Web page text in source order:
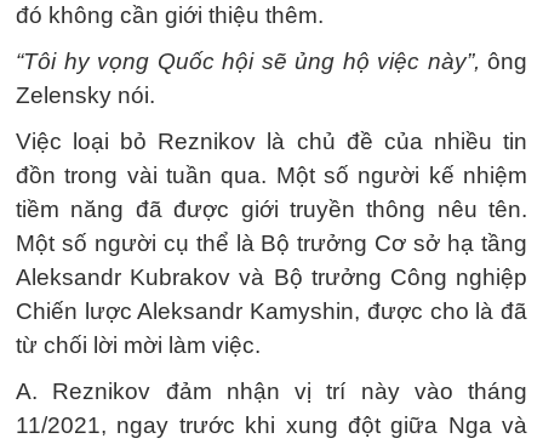
đó không cần giới thiệu thêm.
“Tôi hy vọng Quốc hội sẽ ủng hộ việc này”, ông
Zelensky nói.
Việc loại bỏ Reznikov là chủ đề của nhiều tin
đồn trong vài tuần qua. Một số người kế nhiệm
tiềm năng đã được giới truyền thông nêu tên.
Một số người cụ thể là Bộ trưởng Cơ sở hạ tầng
Aleksandr Kubrakov và Bộ trưởng Công nghiệp
Chiến lược Aleksandr Kamyshin, được cho là đã
từ chối lời mời làm việc.
A. Reznikov đảm nhận vị trí này vào tháng
11/2021, ngay trước khi xung đột giữa Nga và